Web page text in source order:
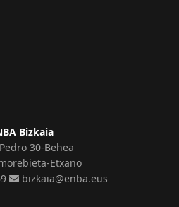
Bizkaia
30-Behea
Etxano
bizkaia@enba.eus